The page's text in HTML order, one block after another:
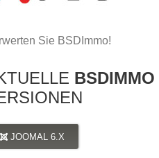
Sie BSDImmo!
BSDIMMO
JOOMAL 6.X